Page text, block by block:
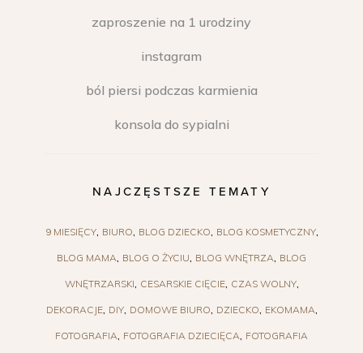
zaproszenie na 1 urodziny
instagram
ból piersi podczas karmienia
konsola do sypialni
NAJCZĘSTSZE TEMATY
9 MIESIĘCY BIURO BLOG DZIECKO BLOG KOSMETYCZNY
BLOG MAMA BLOG O ŻYCIU BLOG WNĘTRZA BLOG
WNĘTRZARSKI CESARSKIE CIĘCIE CZAS WOLNY
DEKORACJE DIY DOMOWE BIURO DZIECKO EKOMAMA
FOTOGRAFIA FOTOGRAFIA DZIECIĘCA FOTOGRAFIA